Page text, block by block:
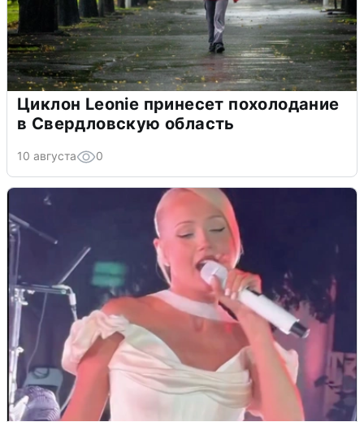
Циклон Leonie принесет похолодание
в Свердловскую область
10 августа 0